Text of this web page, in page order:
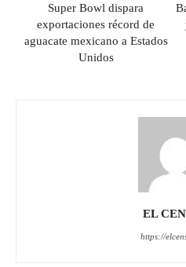
Super Bowl dispara
exportaciones récord de
aguacate mexicano a Estados
Unidos
EL
https://